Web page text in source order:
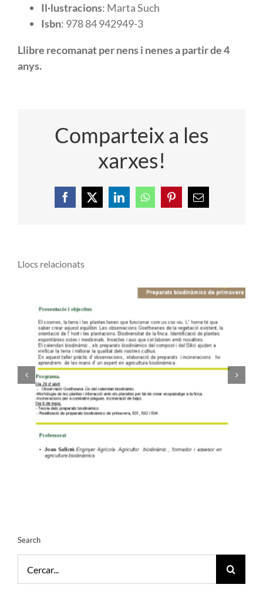
Il·lustracions: Marta Such
Isbn: 978 84 942949-3
Llibre recomanat per nens i nenes a partir de 4
anys.
Comparteix a les
xarxes!
Facebook
X LinkedInWhatsAppPinterestEmail:
Llocs relacionats
Search